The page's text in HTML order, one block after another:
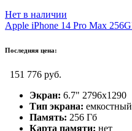
Нет в наличии
Apple iPhone 14 Pro Max
Последняя цена:
151 776 руб.
Экран: 6.7" 2796x1290
Тип экрана: емкостный
Память: 256 Гб
Карта памяти: нет